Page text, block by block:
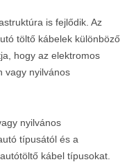
is fejlődik. Az
töltő kábelek különböző
hogy az elektromos
vagy nyilvános
nyilvános
típusától és a
kábel típusokat.